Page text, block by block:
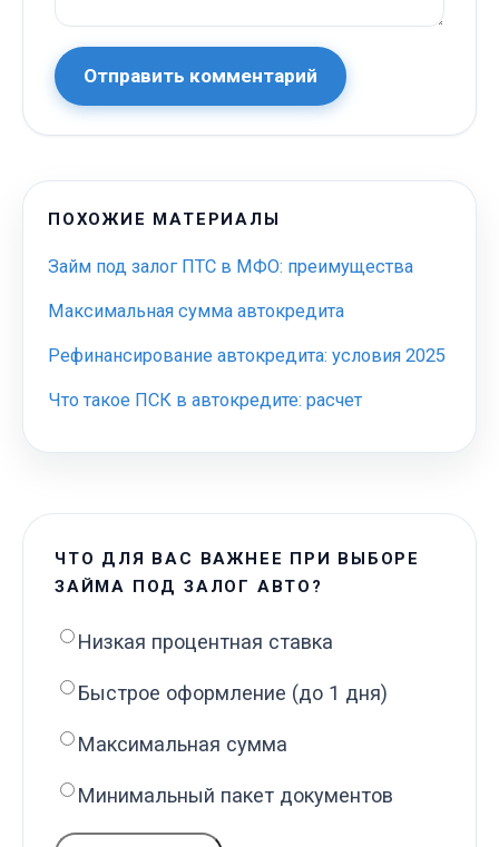
Отправить комментарий
ПОХОЖИЕ МАТЕРИАЛЫ
Займ под залог ПТС в МФО: преимущества
Максимальная сумма автокредита
Рефинансирование автокредита: условия 2025
Что такое ПСК в автокредите: расчет
ЧТО ДЛЯ ВАС ВАЖНЕЕ ПРИ ВЫБОРЕ
ЗАЙМА ПОД ЗАЛОГ АВТО?
Низкая процентная ставка
Быстрое оформление (до 1 дня)
Максимальная сумма
Минимальный пакет документов